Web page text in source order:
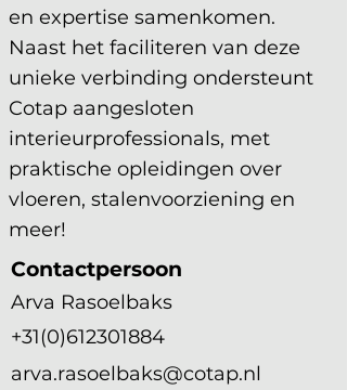
en expertise samenkomen.
Naast het faciliteren van deze
unieke verbinding ondersteunt
Cotap aangesloten
interieurprofessionals, met
praktische opleidingen over
vloeren, stalenvoorziening en
meer!
Contactpersoon
Arva Rasoelbaks
+31(0)612301884
arva.rasoelbaks@cotap.nl